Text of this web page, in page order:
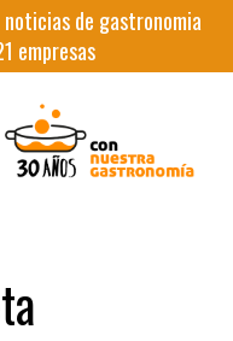
noticias de gastronomia
empresas